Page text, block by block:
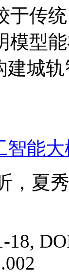
于传
模型
建城
智能
，夏
18,